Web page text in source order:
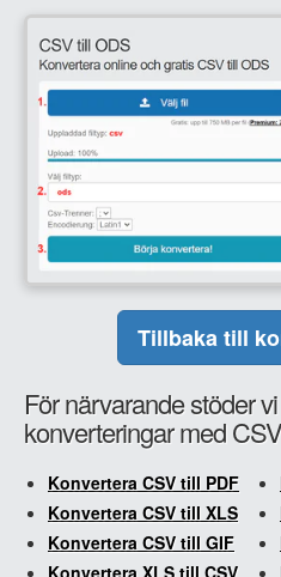
Tillbaka till
För närvarande stöder
konverteringar med
Konvertera CSV till PDF
Konvertera CSV till XLS
Konvertera CSV till GIF